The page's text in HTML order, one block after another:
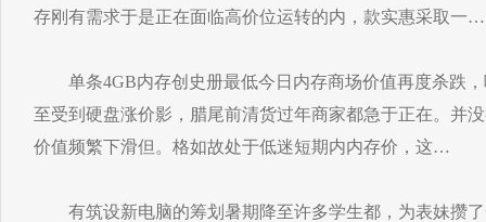
存刚有需求于是正在面临高价位运转的内，款实惠采取一…
单条4GB内存创史册最低今日内存商场价值再度杀跌，
至受到硬盘涨价影，腊尾前清货过年商家都急于正在。并
价值频繁下滑但。格如故处于低迷短期内内存价，这…
有筑设新电脑的筹划暑期降至许多学生都，为表妹攒了